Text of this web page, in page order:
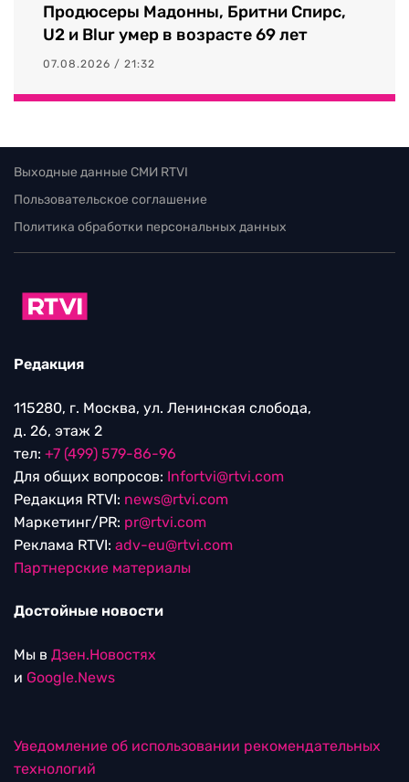
Продюсеры Мадонны, Бритни Спирс,
U2 и Blur умер в возрасте 69 лет
07.08.2026 / 21:32
Выходные данные СМИ RTVI
Пользовательское соглашение
Политика обработки персональных данных
Редакция
115280, г. Москва, ул. Ленинская слобода,
д. 26, этаж 2
тел: +7 (499) 579-86-96
Для общих вопросов: Infortvi@rtvi.com
Редакция RTVI: news@rtvi.com
Маркетинг/PR: pr@rtvi.com
Реклама RTVI: adv-eu@rtvi.com
Партнерские материалы
Достойные новости
Мы в Дзен.Новостях
и Google.News
Уведомление об использовании рекомендательных
технологий